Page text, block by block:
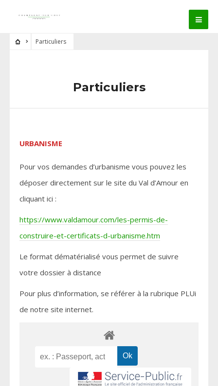
Particuliers
Particuliers
URBANISME
Pour vos demandes d’urbanisme vous pouvez les
déposer directement sur le site du Val d’Amour en
cliquant ici :
https://www.valdamour.com/les-permis-de-
construire-et-certificats-d-urbanisme.htm
Le format dématérialisé vous permet de suivre
votre dossier à distance
Pour plus d’information, se référer à la rubrique PLUi
de notre site internet.